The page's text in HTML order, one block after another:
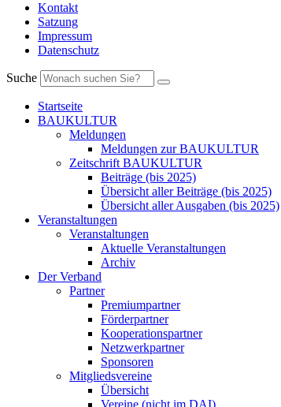
Kontakt
Satzung
Impressum
Datenschutz
Suche
Startseite
BAUKULTUR
Meldungen
Meldungen zur BAUKULTUR
Zeitschrift BAUKULTUR
Beiträge (bis 2025)
Übersicht aller Beiträge (bis 2025)
Übersicht aller Ausgaben (bis 2025)
Veranstaltungen
Veranstaltungen
Aktuelle Veranstaltungen
Archiv
Der Verband
Partner
Premiumpartner
Förderpartner
Kooperationspartner
Netzwerkpartner
Sponsoren
Mitgliedsvereine
Übersicht
Vereine (nicht im DAI)